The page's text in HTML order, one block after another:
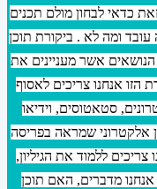
כדאי לבחון מולם תכנים
עובד ומה לא . ביקורת תוכן
אשר מעניינים את
הזו אנחנו צריכים לאסוף
סטאטוסים, וידיאו
אלקטרוני שמראה בפריסה
ללמוד את הגיליון,
אנחנו מדברים, האם תוכן